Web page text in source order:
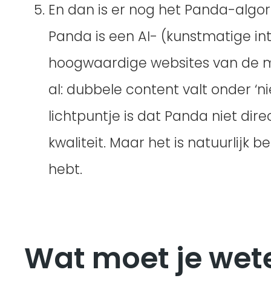
En dan is er nog het Panda-
Panda is een AI- (kunstmatige
hoogwaardige websites van de
al: dubbele content valt onder
lichtpuntje is dat Panda niet
kwaliteit. Maar het is natuurlijk
hebt.
Wat moet je